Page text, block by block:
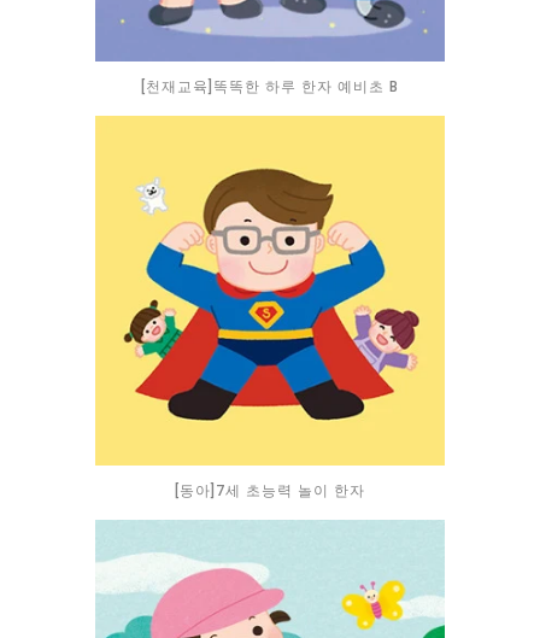
[천재교육]똑똑한 하루 한자 예비초 B
[동아]7세 초능력 놀이 한자